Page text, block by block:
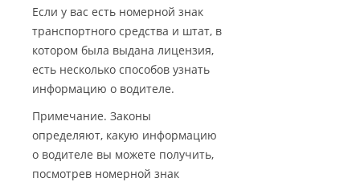
Если у вас есть номерной знак
транспортного средства и штат, в
котором была выдана лицензия,
есть несколько способов узнать
информацию о водителе.
Примечание. Законы
определяют, какую информацию
о водителе вы можете получить,
посмотрев номерной знак